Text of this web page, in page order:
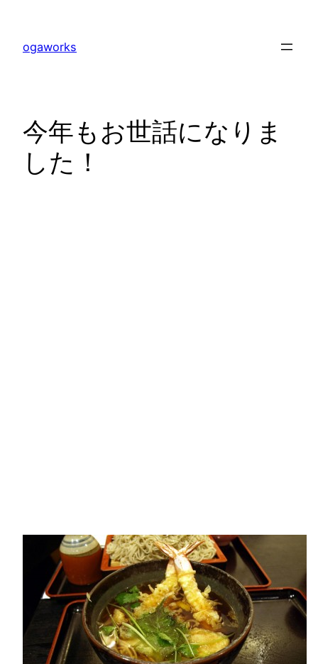
ogaworks
今年もお世話になりま
した！